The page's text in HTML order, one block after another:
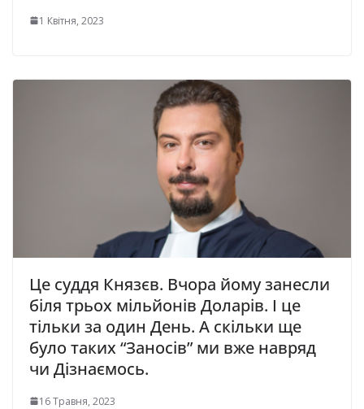
1 Квітня, 2023
Це суддя Князєв. Вчора йому занесли
біля трьох мільйонів Доларів. І це
тільки за один День. А скільки ще
було таких “Заносів” ми вже навряд
чи Дізнаємось.
16 Травня, 2023